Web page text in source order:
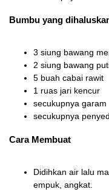
Bumbu yang
3 siung bawang
2 siung bawang
5 buah cabai rawit
1 ruas jari kencur
secukupnya garam
secukupnya
Cara Membuat
Didihkan air lalu
empuk, angkat.